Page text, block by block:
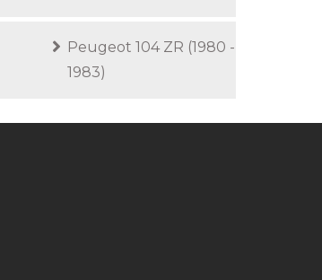
Peugeot 104 ZR (1980 -
1983)